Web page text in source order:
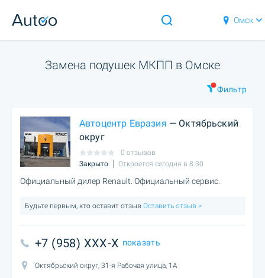
Омск
Замена подушек МКПП в Омске
Фильтр
Автоцентр Евразия — Октябрьский
округ
0 отзывов
Закрыто
Откроется сегодня в 8:30
Официальный дилер Renault. Официальный сервис.
Будьте первым, кто оставит отзыв Оставить отзыв >
+7 (958) XXX-X показать
Октябрьский округ, 31-я Рабочая улица, 1А